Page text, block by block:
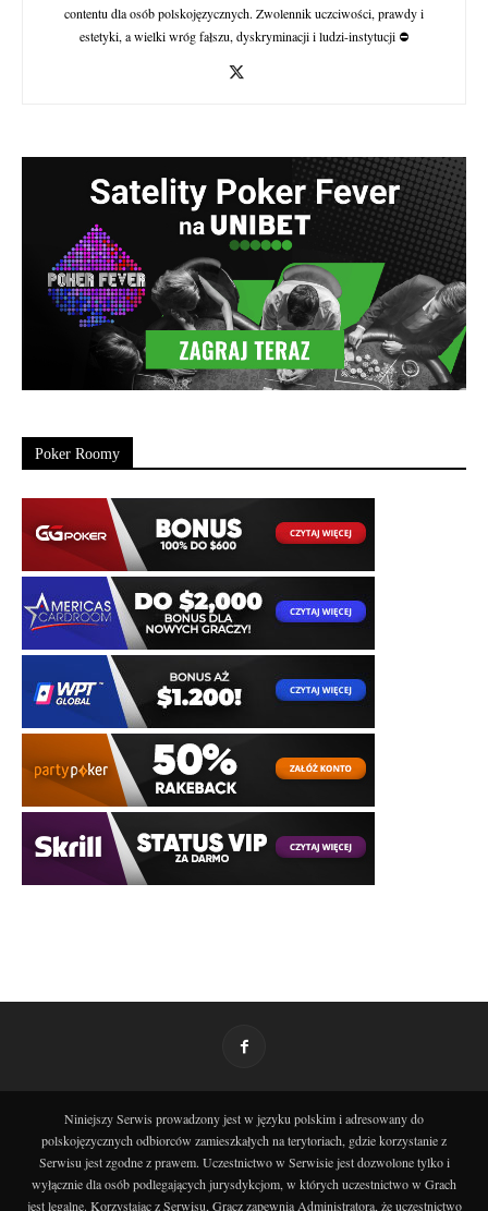
contentu dla osób polskojęzycznych. Zwolennik uczciwości, prawdy i
estetyki, a wielki wróg fałszu, dyskryminacji i ludzi-instytucji ⛔
Poker Roomy
Niniejszy Serwis prowadzony jest w języku polskim i adresowany do
polskojęzycznych odbiorców zamieszkałych na terytoriach, gdzie korzystanie z
Serwisu jest zgodne z prawem. Uczestnictwo w Serwisie jest dozwolone tylko i
wyłącznie dla osób podlegających jurysdykcjom, w których uczestnictwo w Grach
jest legalne. Korzystając z Serwisu, Gracz zapewnia Administratora, że uczestnictwo